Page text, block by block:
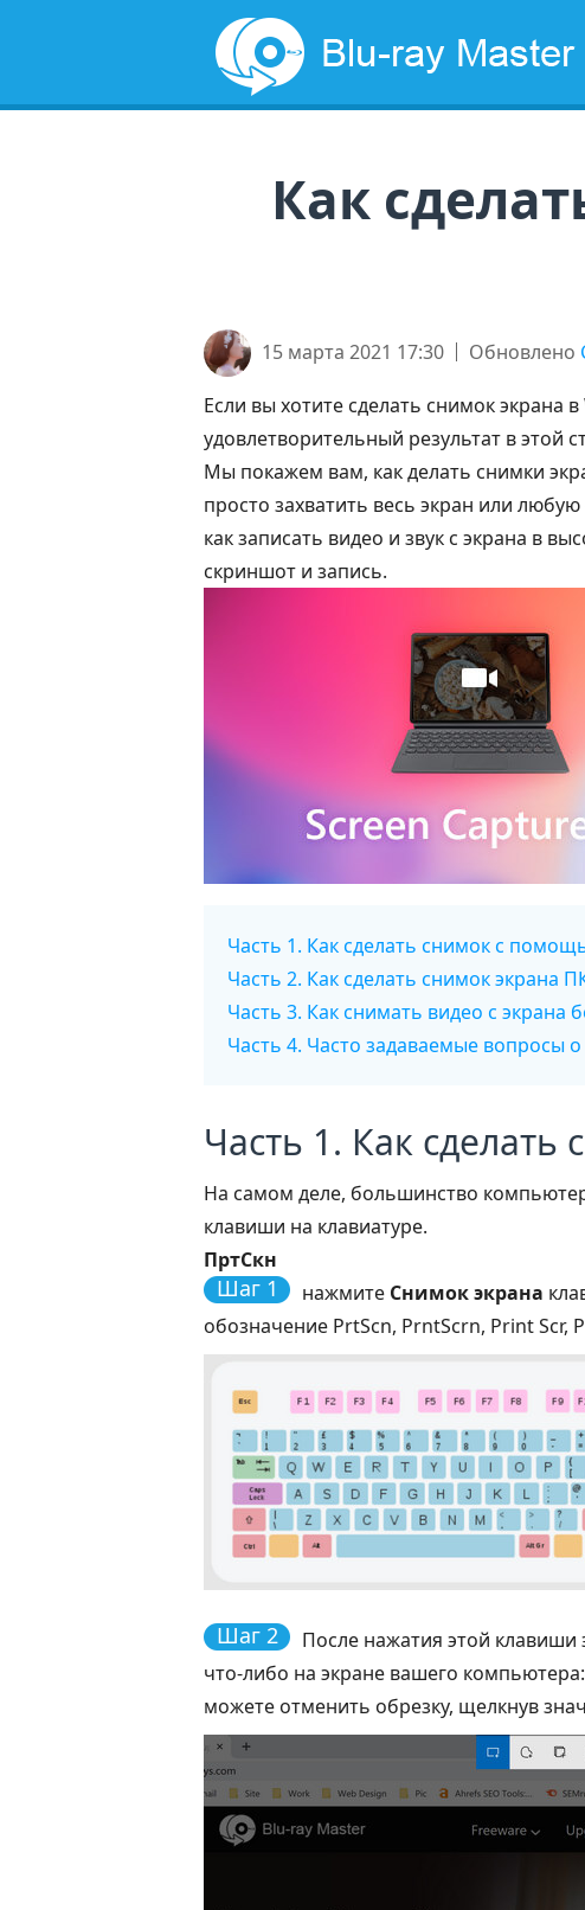
Как
15 марта 2021 17:30 Обновлено
Если вы хотите сделать снимок экрана
удовлетворительный результат в этой
Мы покажем вам, как делать снимки
просто захватить весь экран или
как записать видео и звук с экрана в
скриншот и запись.
Часть 1. Как сделать снимок с
Часть 2. Как сделать снимок
Часть 3. Как снимать видео с экрана
Часть 4. Часто задаваемые вопросы
Часть 1. Как
На самом деле, большинство
клавиши на клавиатуре.
ПртСкн
Шаг 1 нажмите Снимок экрана
обозначение PrtScn, PrntScrn, Print Scr,
Шаг 2
После нажатия этой клавиши
что-либо на экране вашего
можете отменить обрезку, щелкнув